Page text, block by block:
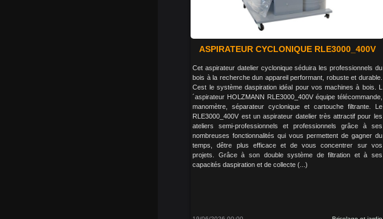
ASPIRATEUR CYCLONIQUE RLE3000_400V
Cet aspirateur datelier cyclonique séduira les professionnels du
bois à la recherche dun appareil performant, robuste et durable.
Cest le système daspiration idéal pour vos machines à bois. L
´aspirateur HOLZMANN RLE3000_400V équipe télécommande,
manomètre, séparateur cyclonique et cartouche filtrante. Le
RLE3000_400V est un aspirateur datelier très attractif pour les
ateliers semi-professionnels et professionnels grâce à ses
nombreuses fonctionnalités qui vous permettent de gagner du
temps, dêtre plus efficace et de vous concentrer sur vos
projets. Grâce à son double système de filtration et à ses
capacités daspiration et de collecte (...)